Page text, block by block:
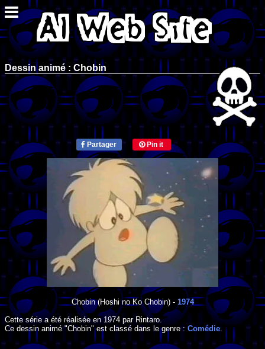
Dessin animé : Chobin
Partager Pin it
Chobin(Hoshi no Ko Chobin) - 1974
Cette série a été réalisée en1974 par Rintaro.
Ce dessin animé "Chobin" est classé dans le genre : Comédie